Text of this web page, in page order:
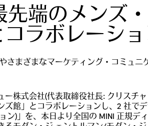
先端のメンズ
コラボレーシ
さまざまなマーケティング・コミュニ
ー株式会社(代表取締役社長: クリスチ
ズ館」とコラボレーションし、2 社で
ン)」を、本日より全国の MINI 正規